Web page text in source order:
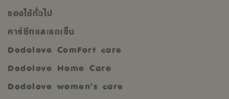
ของใช้ทั่วไป
คาร์ซีทและรถเข็น
Dodolove ComFort care
Dodolove Home Care
Dodolove women’s care